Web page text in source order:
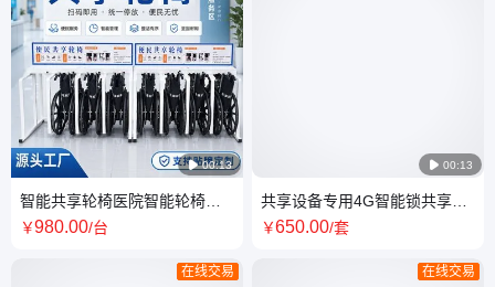
 00:13
智能共享轮椅医院智能轮椅梦
远4G通讯不接电
￥980.00/台
在线交易
 00:13
共享设备专用4G智能锁共享陪
护床锁陪护椅轮椅物联网扫码
￥650.00/套
在线交易